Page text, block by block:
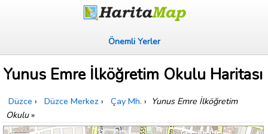
Önemli Yerler
Yunus Emre İlköğretim Okulu Haritası
Düzce › Düzce Merkez › Çay Mh. › Yunus Emre İlköğretim
Okulu»